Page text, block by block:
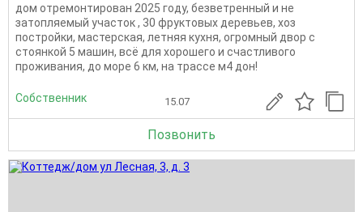
дом отремонтирован 2025 году, безветренный и не
затопляемый участок , 30 фруктовых деревьев, хоз
постройки, мастерская, летняя кухня, огромный двор с
стоянкой 5 машин, всё для хорошего и счастливого
проживания, до море 6 км, на трассе м4 дон!
Собственник 15.07
Позвонить